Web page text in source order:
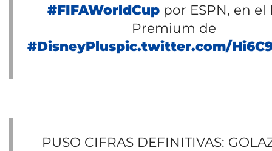
#FIFAWorldCup por ESPN, en el
Premium de
#DisneyPluspic.twitter.com/
PUSO CIFRAS DEFINITIVAS: